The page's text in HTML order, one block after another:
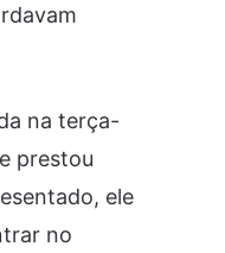
na terça-
prestou
ele
no